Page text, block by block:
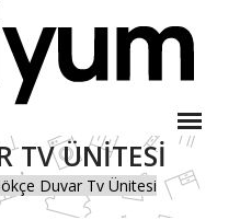
TV ÜNITESI
Duvar Tv Ünitesi